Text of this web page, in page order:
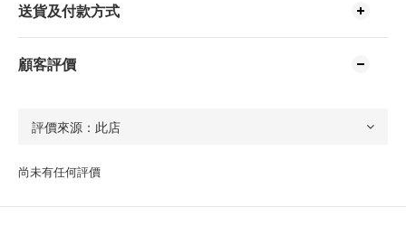
送貨及付款方式
顧客評價
尚未有任何評價